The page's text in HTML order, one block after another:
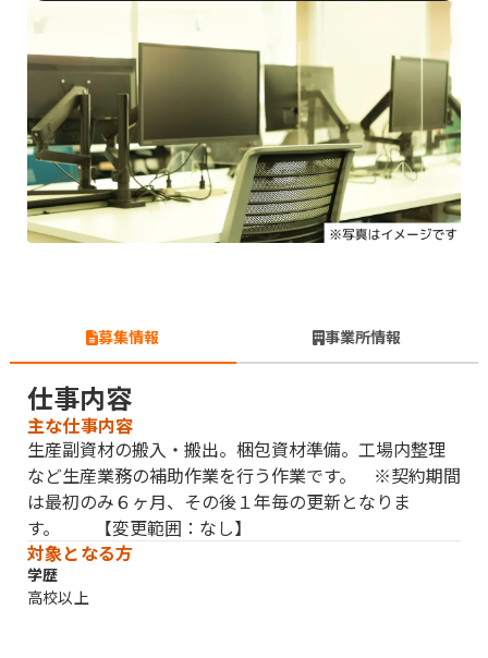
募集情報 事業所情報
仕事内容
主な仕事内容
生産副資材の搬入・搬出。梱包資材準備。工場内整理
など生産業務の補助作業を行う作業です。 ※契約期間
は最初のみ６ヶ月、その後１年毎の更新となりま
す。 【変更範囲：なし】
対象となる方
学歴
高校以上